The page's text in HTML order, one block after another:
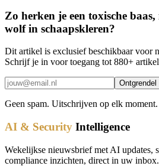
Zo herken je een toxische
wolf in schaapskleren?
Dit artikel is exclusief beschikbaar voor
Schrijf je in voor toegang tot 880+
Ontgrendel
Geen spam. Uitschrijven op elk moment.
AI & Security Intelligence
Wekelijkse nieuwsbrief met AI updates,
compliance inzichten, direct in uw inbox.